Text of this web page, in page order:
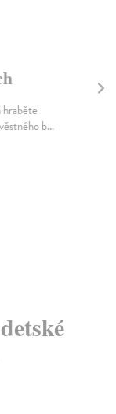
b...